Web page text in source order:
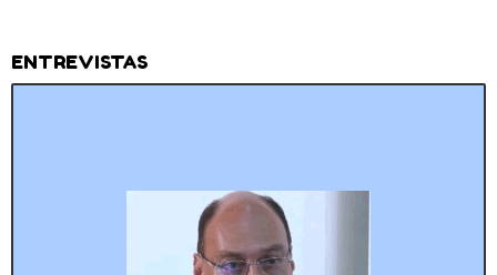
ENTREVISTAS